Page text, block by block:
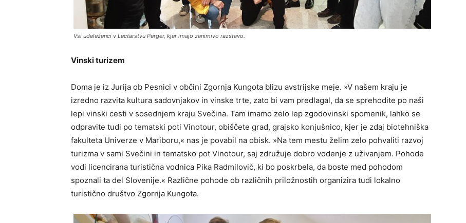
Vsi udeleženci v Lectarstvu Perger, kjer imajo zanimivo razstavo.
Vinski turizem
Doma je iz Jurija ob Pesnici v občini Zgornja Kungota blizu avstrijske meje. »V našem kraju je
izredno razvita kultura sadovnjakov in vinske trte, zato bi vam predlagal, da se sprehodite po naši
lepi vinski cesti v sosednjem kraju Svečina. Tam imamo zelo lep zgodovinski spomenik, lahko se
odpravite tudi po tematski poti Vinotour, obiščete grad, grajsko konjušnico, kjer je zdaj biotehniška
fakulteta Univerze v Mariboru,« nas je povabil na obisk. »Na tem mestu želim zelo pohvaliti razvoj
turizma v sami Svečini in tematsko pot Vinotour, saj združuje dobro vodenje z uživanjem. Pohode
vodi licencirana turistična vodnica Pika Radmilovič, ki bo poskrbela, da boste med pohodom
spoznali ta del Slovenije.« Različne pohode ob različnih priložnostih organizira tudi lokalno
turistično društvo Zgornja Kungota.